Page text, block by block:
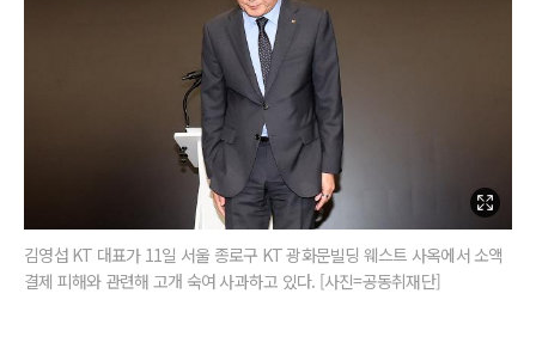
김영섭 KT 대표가 11일 서울 종로구 KT 광화문빌딩 웨스트 사옥에서 소액
결제 피해와 관련해 고개 숙여 사과하고 있다. [사진=공동취재단]